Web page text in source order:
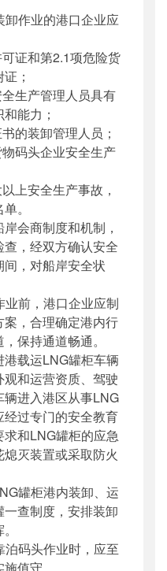
作业的港口企业应
证和第2.1项危险货
；
生产管理人员具有
能力；
装卸管理人员；
码头企业安全生产
安全生产事故，
。
会商制度和机制，
，经双方确认安全
，对船岸安全状
前，港口企业应制
，合理确定港内行
保持通道畅通。
载运LNG罐柜车辆
和运营资质、驾驶
辆进入港区从事LNG
过专门的安全教育
和LNG罐柜的应急
灭装置或采取防火
罐柜港内装卸、运
查制度，安排装卸
码头作业时，应至
值守。